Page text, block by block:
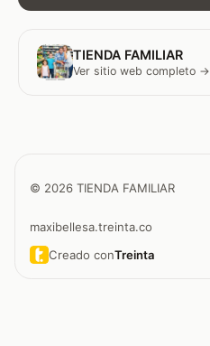
TIENDA FAMILIAR
Ver sitio web completo →
© 2026 TIENDA FAMILIAR
maxibellesa.treinta.co
Creado conTreinta